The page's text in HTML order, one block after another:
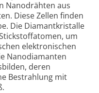
Nanodrähten aus
Diese Zellen finden
Die Diamantkristalle
um
elektronischen
Nanodiamanten
deren
Bestrahlung mit